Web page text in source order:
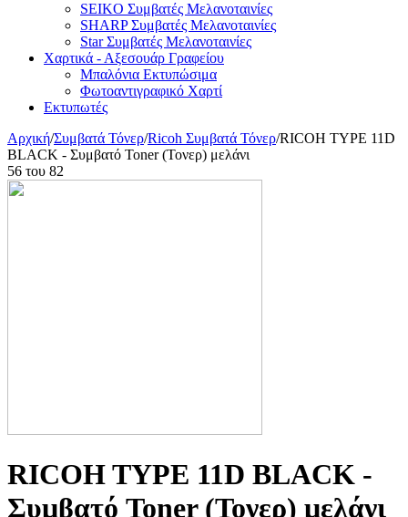
SEIKO Συμβατές Μελανοταινίες
SHARP Συμβατές Μελανοταινίες
Star Συμβατές Μελανοταινίες
Χαρτικά - Αξεσουάρ Γραφείου
Μπαλόνια Εκτυπώσιμα
Φωτοαντιγραφικό Χαρτί
Εκτυπωτές
Αρχική/Συμβατά Τόνερ/Ricoh Συμβατά Τόνερ/RICOH TYPE 11D
BLACK - Συμβατό Toner (Τονερ) μελάνι
56 του 82
RICOH TYPE 11D BLACK -
Συμβατό Toner (Τονερ) μελάνι